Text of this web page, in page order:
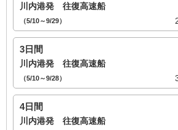
川内港発 往復高速船
（5/10～9/29）
3日間
川内港発 往復高速船
（5/10～9/28）
4日間
川内港発 往復高速船